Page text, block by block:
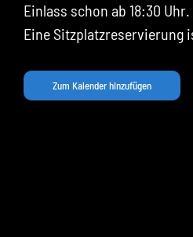
Einlass schon ab 18:30 Uhr.
Eine Sitzplatzreservierung
Zum Kalender hinzufügen